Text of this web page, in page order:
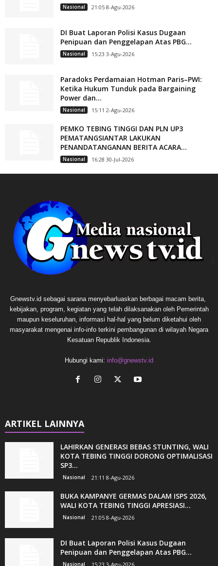
Nasional 21:05 8-Agu-2026
DI Buat Laporan Polisi Kasus Dugaan
Penipuan dan Penggelapan Atas PBG...
Nasional 15:23 3-Agu-2026
Paradoks Perdamaian Hotman Paris–PWI:
Ketika Hukum Tunduk pada Bargaining
Power dan...
Nasional 15:11 2-Agu-2026
PEMKO TEBING TINGGI DAN PLN UP3
PEMATANGSIANTAR LAKUKAN
PENANDATANGANAN BERITA ACARA...
Nasional 16:28 30-Jul-2026
Gnewstv.id sebagai sarana menyebarluaskan berbagai macam berita,
kebijakan, program, kegiatan yang telah dilaksanakan oleh Pemerintah
maupun keseluruhan, informasi hal-hal yang belum diketahui oleh
masyarakat mengenai info-info terkini pembangunan di wilayah Negara
Kesatuan Republik Indonesia.
Hubungi kami: info@gnewstv.id
ARTIKEL LAINNYA
LAHIRKAN GENERASI BEBAS STUNTING, WALI
KOTA TEBING TINGGI DORONG OPTIMALISASI
SP3...
Nasional 21:11 8-Agu-2026
BUKA KAMPANYE GERMAS DALAM ISPS 2026,
WALI KOTA TEBING TINGGI APRESIASI...
Nasional 21:05 8-Agu-2026
DI Buat Laporan Polisi Kasus Dugaan
Penipuan dan Penggelapan Atas PBG...
Nasional 15:23 3-Agu-2026